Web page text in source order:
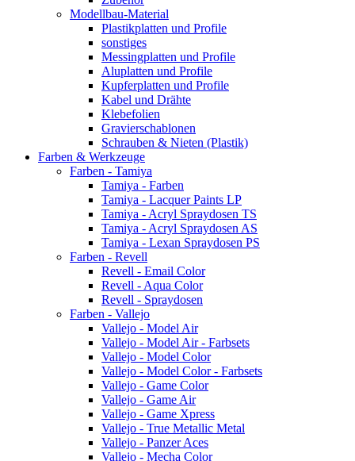
Modellbau-Material
Plastikplatten und Profile
sonstiges
Messingplatten und Profile
Aluplatten und Profile
Kupferplatten und Profile
Kabel und Drähte
Klebefolien
Gravierschablonen
Schrauben & Nieten (Plastik)
Farben & Werkzeuge
Farben - Tamiya
Tamiya - Farben
Tamiya - Lacquer Paints LP
Tamiya - Acryl Spraydosen TS
Tamiya - Acryl Spraydosen AS
Tamiya - Lexan Spraydosen PS
Farben - Revell
Revell - Email Color
Revell - Aqua Color
Revell - Spraydosen
Farben - Vallejo
Vallejo - Model Air
Vallejo - Model Air - Farbsets
Vallejo - Model Color
Vallejo - Model Color - Farbsets
Vallejo - Game Color
Vallejo - Game Air
Vallejo - Game Xpress
Vallejo - True Metallic Metal
Vallejo - Panzer Aces
Vallejo - Mecha Color